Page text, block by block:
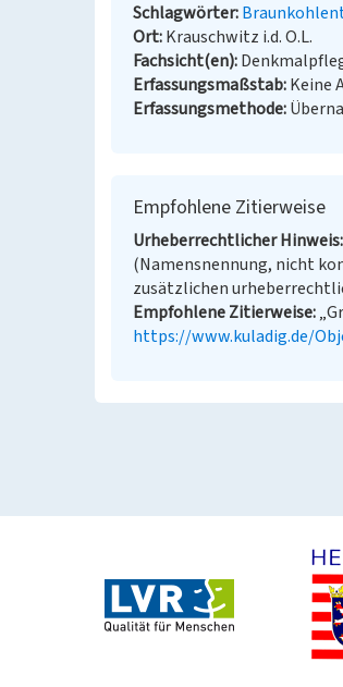
Schlagwörter
Ort Krauschwitz i.d. O.L.
Fachsicht(en)
Erfassungsmaßstab Keine
Erfassungsmethode
Empfohlene Zitierweise
Urheberrechtlicher Hinweis
(Namensnennung, nicht
zusätzlichen
Empfohlene Zitierweise
https://www.kuladig.de/